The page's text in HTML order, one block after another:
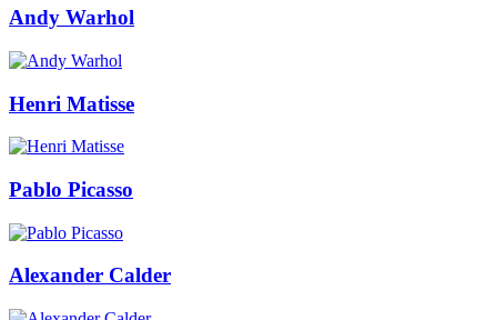
Andy Warhol
Henri Matisse
Pablo Picasso
Alexander Calder